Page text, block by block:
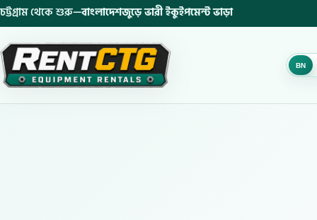
চট্টগ্রাম থেকে শুরু—বাংলাদেশজুড়ে ভারী ইকুইপমেন্ট ভাড়া
BN